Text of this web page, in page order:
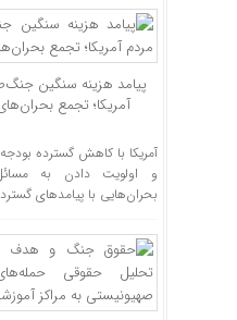
پیامد هزینه سنگین
آمریکا؛ تجمع
آمریکا با کاهش گسترده
و اولویت دادن به
بحران‌هایی با پیامد‌های